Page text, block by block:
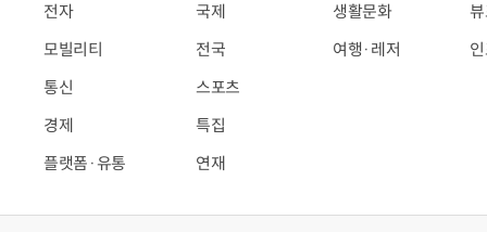
전자
모빌리티
통신
경제
플랫폼·유통
국제
전국
스포츠
특집
연재
생활문화
여행·레저